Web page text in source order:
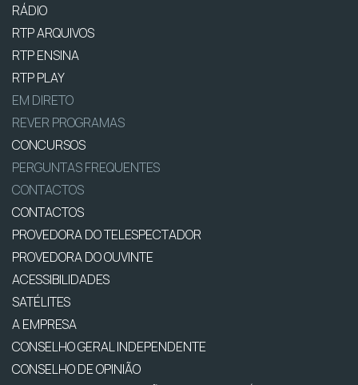
RÁDIO
RTP ARQUIVOS
RTP ENSINA
RTP PLAY
EM DIRETO
REVER PROGRAMAS
CONCURSOS
PERGUNTAS FREQUENTES
CONTACTOS
CONTACTOS
PROVEDORA DO TELESPECTADOR
PROVEDORA DO OUVINTE
ACESSIBILIDADES
SATÉLITES
A EMPRESA
CONSELHO GERAL INDEPENDENTE
CONSELHO DE OPINIÃO